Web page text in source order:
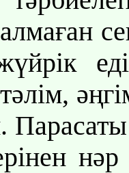
алмаған